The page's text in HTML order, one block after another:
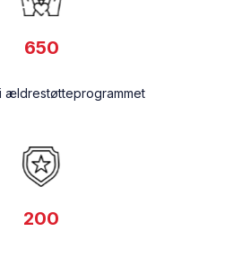
650
ældrestøtteprogrammet
200